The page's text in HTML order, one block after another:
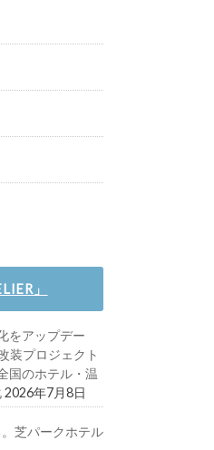
」
をアップデー
装プロジェクト
国のホテル・温
2026年7月8日
芝パークホテル